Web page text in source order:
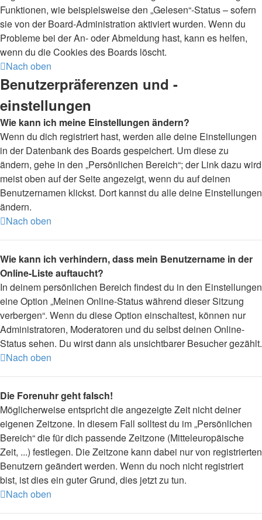
Funktionen, wie beispielsweise den „Gelesen“-Status – sofern
sie von der Board-Administration aktiviert wurden. Wenn du
Probleme bei der An- oder Abmeldung hast, kann es helfen,
wenn du die Cookies des Boards löscht.
Nach oben
Benutzerpräferenzen und -
einstellungen
Wie kann ich meine Einstellungen ändern?
Wenn du dich registriert hast, werden alle deine Einstellungen
in der Datenbank des Boards gespeichert. Um diese zu
ändern, gehe in den „Persönlichen Bereich“; der Link dazu wird
meist oben auf der Seite angezeigt, wenn du auf deinen
Benutzernamen klickst. Dort kannst du alle deine Einstellungen
ändern.
Nach oben
Wie kann ich verhindern, dass mein Benutzername in der
Online-Liste auftaucht?
In deinem persönlichen Bereich findest du in den Einstellungen
eine Option „Meinen Online-Status während dieser Sitzung
verbergen“. Wenn du diese Option einschaltest, können nur
Administratoren, Moderatoren und du selbst deinen Online-
Status sehen. Du wirst dann als unsichtbarer Besucher gezählt.
Nach oben
Die Forenuhr geht falsch!
Möglicherweise entspricht die angezeigte Zeit nicht deiner
eigenen Zeitzone. In diesem Fall solltest du im „Persönlichen
Bereich“ die für dich passende Zeitzone (Mitteleuropäische
Zeit, ...) festlegen. Die Zeitzone kann dabei nur von registrierten
Benutzern geändert werden. Wenn du noch nicht registriert
bist, ist dies ein guter Grund, dies jetzt zu tun.
Nach oben